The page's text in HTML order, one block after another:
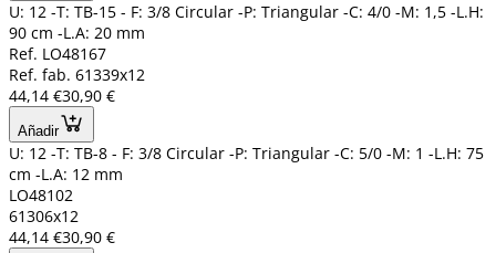
U: 12 -T: TB-15 - F: 3/8 Circular -P: Triangular -C: 4/0 -M: 1,5 -L.H:
90 cm -L.A: 20 mm
Ref. LO48167
Ref. fab. 61339x12
44,14 €30,90 €
Añadir
U: 12 -T: TB-8 - F: 3/8 Circular -P: Triangular -C: 5/0 -M: 1 -L.H: 75
cm -L.A: 12 mm
LO48102
61306x12
44,14 €30,90 €